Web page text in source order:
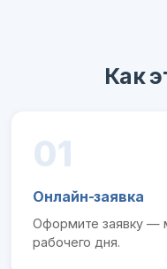
Как
01
Онлайн-заявка
Оформите заявку —
рабочего дня.